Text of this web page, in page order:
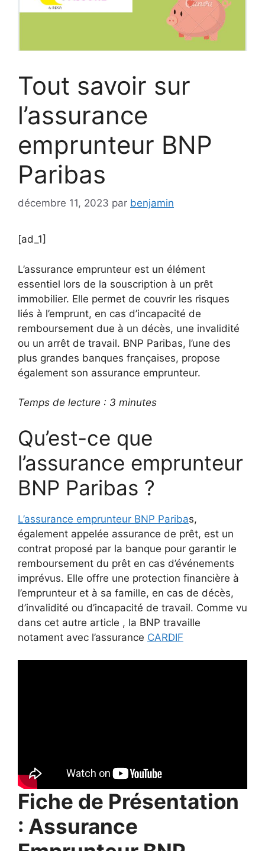
Tout savoir sur
l’assurance
emprunteur BNP
Paribas
décembre 11, 2023 par benjamin
[ad_1]
L’assurance emprunteur est un élément
essentiel lors de la souscription à un prêt
immobilier. Elle permet de couvrir les risques
liés à l’emprunt, en cas d’incapacité de
remboursement due à un décès, une invalidité
ou un arrêt de travail. BNP Paribas, l’une des
plus grandes banques françaises, propose
également son assurance emprunteur.
Temps de lecture : 3 minutes
Qu’est-ce que
l’assurance emprunteur
BNP Paribas ?
L’assurance emprunteur BNP Paribas,
également appelée assurance de prêt, est un
contrat proposé par la banque pour garantir le
remboursement du prêt en cas d’événements
imprévus. Elle offre une protection financière à
l’emprunteur et à sa famille, en cas de décès,
d’invalidité ou d’incapacité de travail. Comme vu
dans cet autre article , la BNP travaille
notament avec l’assurance CARDIF
Fiche de Présentation
: Assurance